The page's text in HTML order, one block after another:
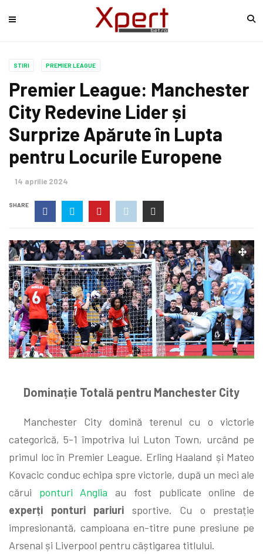
STIRI PREMIER LEAGUE
Premier League: Manchester
City Redevine Lider și
Surprize Apărute în Lupta
pentru Locurile Europene
14 aprilie 2024
SHARE
Dominație Totală pentru Manchester City
Manchester City domină terenul cu o victorie
categorică, 5-1 împotriva lui Luton Town, urcând pe
primul loc în Premier League. Erling Haaland și Mateo
Kovacic conduc echipa spre victorie, după un meci ale
cărui ponturi Anglia au fost publicate online de
experți ponturi pariuri sportive. Cu o prestație
impresionantă, campioana en-titre pune presiune pe
Arsenal și Liverpool pentru câștigarea titlului.